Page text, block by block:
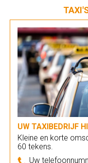
UW TAXIBEDRIJF
Kleine en korte
60 tekens.
Uw